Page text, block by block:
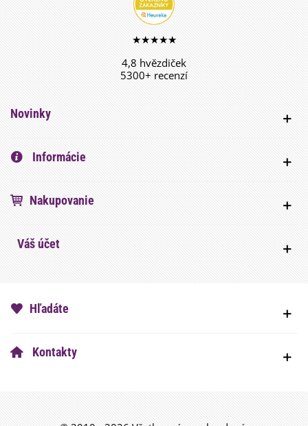
★★★★★
4,8 hvězdiček
5300+ recenzí
Novinky
Informácie
Nakupovanie
Váš účet
Hľadáte
Kontakty